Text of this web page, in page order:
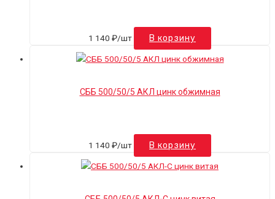
1 140 ₽/шт В корзину
СББ 500/50/5 АКЛ цинк обжимная
1 140 ₽/шт В корзину